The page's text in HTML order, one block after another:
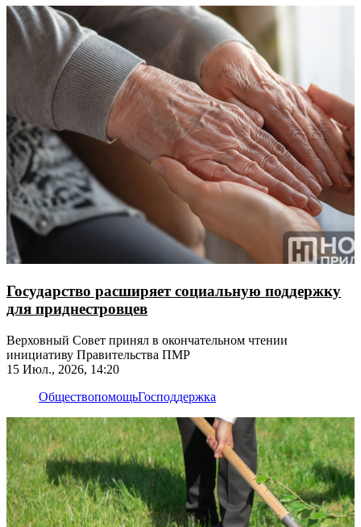
Государство расширяет социальную поддержку
для приднестровцев
Верховный Совет принял в окончательном чтении
инициативу Правительства ПМР
15 Июл., 2026, 14:20
ОбществопомощьГосподдержка